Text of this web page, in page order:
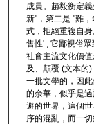
成員。趙毅衡定
新"，第二是 "難
式，拒絕重複自
售性' ; 它鄙視俗
社會主流文化價
及、顛覆 (文本的)
一批文學的，因
的余華，似乎是
避的世界，這個
序的混亂，而一